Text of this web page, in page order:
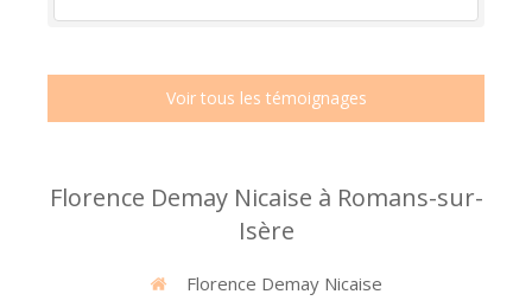
Voir tous les témoignages
Florence Demay Nicaise à Romans-sur-
Isère
Florence Demay Nicaise